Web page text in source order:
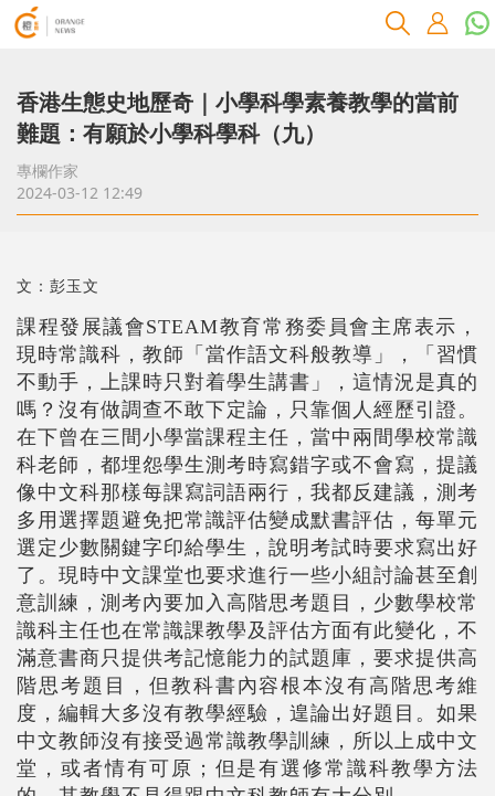
香港生態史地歷奇｜小學科學素養教學的當前
難題：有願於小學科學科（九）
專欄作家
2024-03-12 12:49
文：彭玉文
課程發展議會STEAM教育常務委員會主席表示，
現時常識科，教師「當作語文科般教導」，「習慣
不動手，上課時只對着學生講書」，這情況是真的
嗎？沒有做調查不敢下定論，只靠個人經歷引證。
在下曾在三間小學當課程主任，當中兩間學校常識
科老師，都埋怨學生測考時寫錯字或不會寫，提議
像中文科那樣每課寫詞語兩行 ，我都反建議，測考
多用選擇題避免把常識評估變成默書評估，每單元
選定少數關鍵字印給學生，說明考試時要求寫出好
了。現時中文課堂也要求進行一些小組討論甚至創
意訓練，測考內要加入高階思考題目，少數學校常
識科主任也在常識課教學及評估方面有此變化 ， 不
滿意書商只提供考記憶能力的試題庫，要求提供高
階思考題目
，但教科書內容根本沒有高階思考維
度，編輯大多沒有教學經驗 ，遑論出好題目。如果
中文教師沒有接受過常識教學訓練 ， 所以上成中文
堂，或者情有可原；但是有選修常識科教學方法